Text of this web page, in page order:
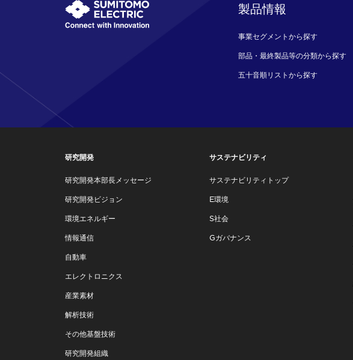
製品情報
事業セグメントから探す
部品・最終製品等の分類から探す
五十音順リストから探す
研究開発
研究開発本部長メッセージ
研究開発ビジョン
環境エネルギー
情報通信
自動車
エレクトロニクス
産業素材
解析技術
その他基盤技術
研究開発組織
サステナビリティ
サステナビリティトップ
E環境
S社会
Gガバナンス